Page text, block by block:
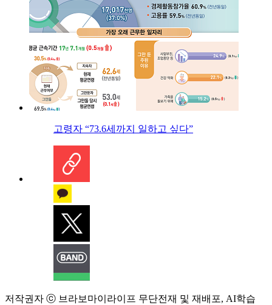
고령자 “73.6세까지 일하고 싶다”
저작권자 ⓒ 브라보마이라이프 무단전재 및 재배포, AI학습